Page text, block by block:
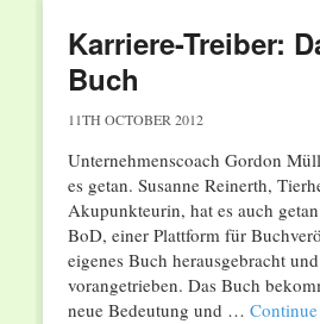
Karriere-Treiber:
Buch
11TH OCTOBER 2012
Unternehmenscoach Gordon
es getan. Susanne Reinerth,
Akupunkteurin, hat es auch
BoD, einer Plattform für
eigenes Buch herausgebracht
vorangetrieben. Das Buch
neue Bedeutung und …